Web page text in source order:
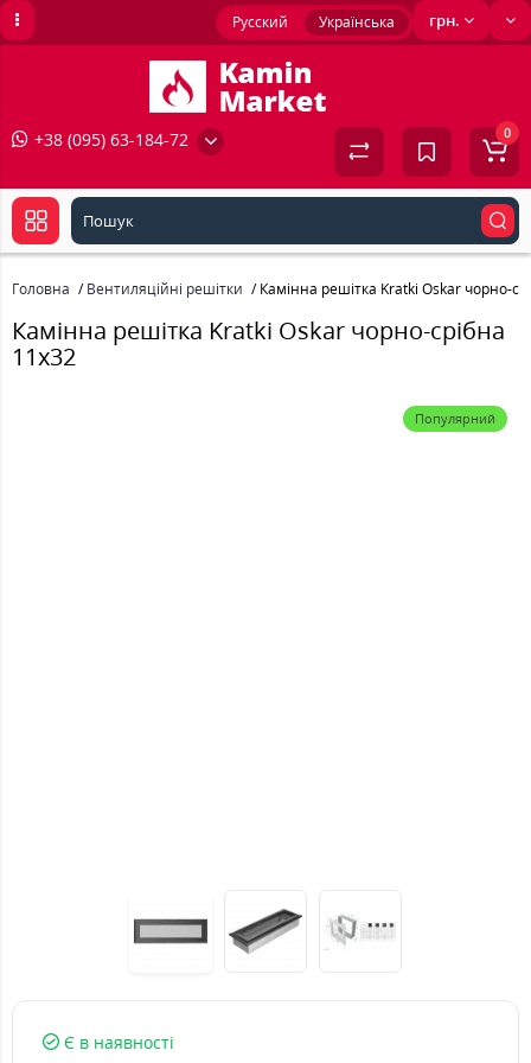
грн.
Русский Українська
+38 (095) 63-184-72 0
Головна Вентиляційні решітки Камінна решітка Kratki Oskar чорно-
Камінна решітка Kratki Oskar чорно-срібна
11x32
Популярний
Є в наявності